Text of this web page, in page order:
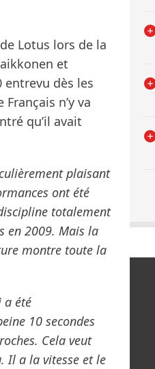
Lotus lors de la
et
dès les
n’y va
qu’il avait
plaisant
ont été
totalement
en 2009. Mais la
montre toute la
a été
10 secondes
Cela veut
Il a la vitesse et le